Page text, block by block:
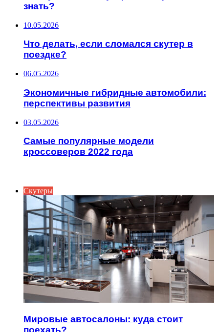
знать?
10.05.2026
Что делать, если сломался скутер в
поездке?
06.05.2026
Экономичные гибридные автомобили:
перспективы развития
03.05.2026
Самые популярные модели
кроссоверов 2022 года
Скутеры
Мировые автосалоны: куда стоит
поехать?